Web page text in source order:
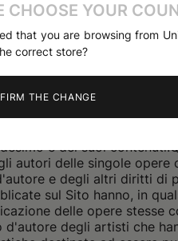
CHOOSE YOUR
that you are browsing from
correct store?
THE CHANGE
le pagine web, la
che fanno parte
diritti. È vietata la
e di TD. Haeres
o forma, in tutto o in
compiere tutti quegli altri
della stessa
e dei suoi contenuti.
autori delle singole
e degli altri diritti di
sul Sito hanno, in
delle opere
degli artisti che